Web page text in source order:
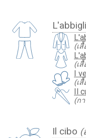
(เ
(เ
I
(เ
Il
(ก
Il cibo (